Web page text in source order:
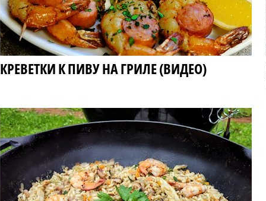
КРЕВЕТКИ К ПИВУ НА ГРИЛЕ (ВИДЕО)